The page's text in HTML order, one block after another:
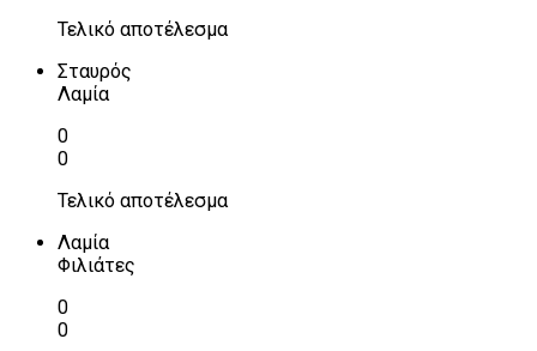
Τελικό αποτέλεσμα
Σταυρός
Λαμία
0
0
Τελικό αποτέλεσμα
Λαμία
Φιλιάτες
0
0